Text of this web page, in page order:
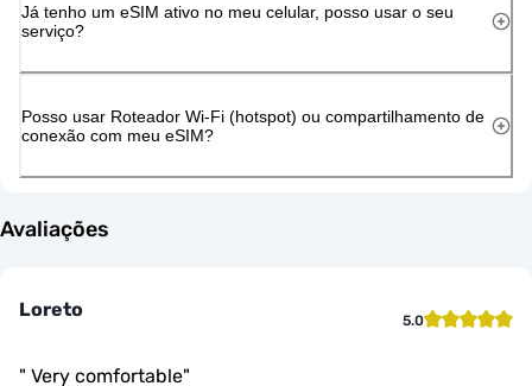
Já tenho um eSIM ativo no meu celular, posso usar o seu
serviço?
Posso usar Roteador Wi-Fi (hotspot) ou compartilhamento de
conexão com meu eSIM?
Avaliações
Loreto 5.0
" Very comfortable"